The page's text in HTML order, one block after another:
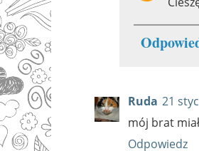
Ruda 21
mój brat
Odpowiedz